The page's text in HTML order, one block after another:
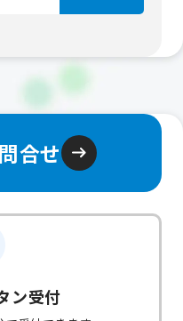
合せ
ン受付